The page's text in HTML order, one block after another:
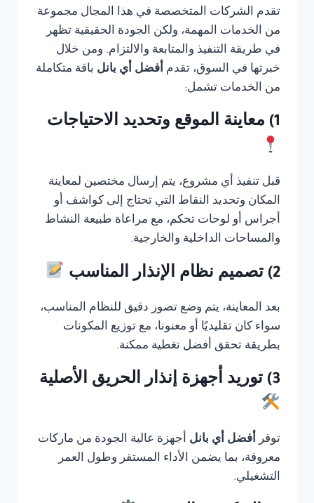
تقدم الشركات المتخصصة في هذا المجال مجموعة
من الخدمات المهمة، ولكن الجودة الحقيقية تظهر
في طريقة التنفيذ والمتابعة والالتزام. ومن خلال
خبرتها في السوق، تقدم أفضل أي بانل باقة متكاملة
من الخدمات تشمل:
1) معاينة الموقع وتحديد الاحتياجات
قبل تنفيذ أي مشروع، يتم إرسال مختصين لمعاينة
المكان وتحديد النقاط التي تحتاج إلى كواشف أو
أجراس أو لوحات تحكم، مع مراعاة طبيعة النشاط
والمساحات الداخلية والخارجية.
2) تصميم نظام الإنذار المناسب
بعد المعاينة، يتم وضع تصور دقيق للنظام المناسب،
سواء كان تقليديًا أو معنونا، مع توزيع المكونات
بطريقة تحقق أفضل تغطية ممكنة.
3) توريد أجهزة إنذار الحريق الأصلية
توفر أفضل أي بانل أجهزة عالية الجودة من ماركات
معروفة، بما يضمن الأداء المستقر وطول العمر
التشغيلي.